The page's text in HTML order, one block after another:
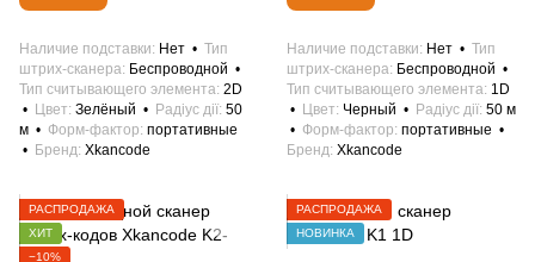
Наличие подставки Нет
Тип
штрих-сканера Беспроводной
Тип считывающего элемента 2D
Цвет Зелёный Радіус дії 50
м
Форм-фактор портативные
Бренд Xkancode
Наличие подставки Нет
Тип
штрих-сканера Беспроводной
Тип считывающего элемента 1D
Цвет Черный Радіус дії 50 м
Форм-фактор портативные
Бренд Xkancode
РАСПРОДАЖА
ХИТ
−10%
РАСПРОДАЖА
НОВИНКА